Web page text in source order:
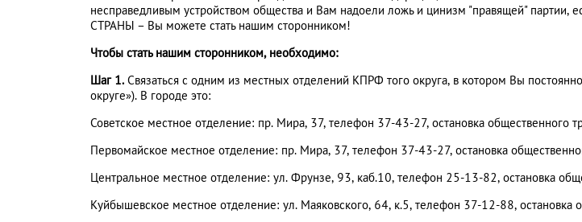
несправедливым устройством общества и Вам надоели ложь и цинизм "правящей" партии,
СТРАНЫ – Вы можете стать нашим сторонником!
Чтобы стать нашим сторонником, необходимо:
Шаг 1. Связаться с одним из местных отделений КПРФ того округа, в котором Вы
округе»). В городе это:
Советское местное отделение: пр. Мира, 37, телефон 37-43-27, остановка общественного
Первомайское местное отделение: пр. Мира, 37, телефон 37-43-27, остановка
Центральное местное отделение: ул. Фрунзе, 93, каб.10, телефон 25-13-82, остановка
Куйбышевское местное отделение: ул. Маяковского, 64, к.5, телефон 37-12-88, остановка